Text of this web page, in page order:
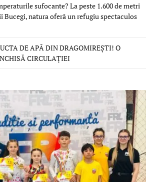
sufocante? La peste 1.600 de metri
natura oferă un refugiu spectaculos
DE APĂ DIN DRAGOMIREȘTI! O
CIRCULAȚIEI